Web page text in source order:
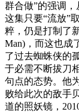
群合做”的强调，
这集只要“流放”
粹，仍是打制了
Man)，而这也成
了过去蜘蛛侠的
于必需不断拔刀
句点的态势。他
败给此次的敌手
道的照妖镜，